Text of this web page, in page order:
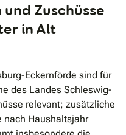
Zuschüsse
in Alt
Eckernförde sind für
des Landes Schleswig-
relevant; zusätzliche
nach Haushaltsjahr